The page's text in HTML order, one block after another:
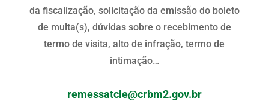
da fiscalização, solicitação da emissão do boleto
de multa(s), dúvidas sobre o recebimento de
termo de visita, alto de infração, termo de
intimação…
remessatcle@crbm2.gov.br